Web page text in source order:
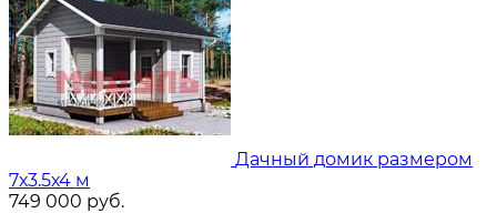
Дачный домик размером
7х3.5х4 м
749 000 руб.